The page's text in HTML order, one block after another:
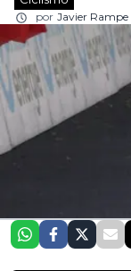
por Javier Rampe